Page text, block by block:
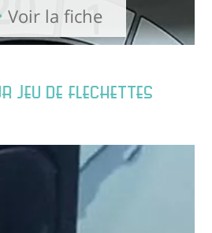
Voir la fiche
JEU DE FLECHETTES